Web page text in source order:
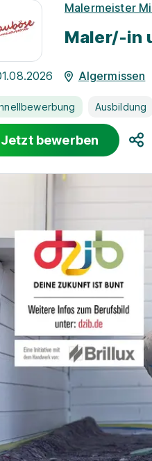
Malermeister
Maler/-in
Algermissen
Ausbildung
Jetzt bewerben